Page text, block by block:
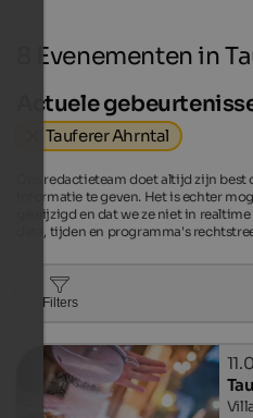
8 Evenementen in
Actuele
Tauferer Ahrntal
Ons redactieteam doet altijd zijn
informatie te geven. Het is echter
gewijzigd en dat we ze niet in
data, tijden en programma's
Filters